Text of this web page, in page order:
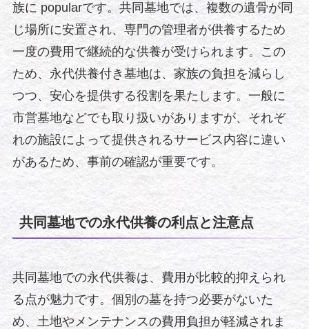
族に popularです。共同墓地では、複数の遺骨が同
じ場所に安置され、専門の管理者が供養するため
一度の費用で継続的な供養が受けられます。この
ため、永代供養付き墓地は、家族の負担を減らし
つつ、安心を提供する役割を果たします。一般に
市営墓地などでも取り扱いがありますが、それぞ
れの施設によって提供されるサービス内容に違い
があるため、事前の確認が重要です。
共同墓地での永代供養の利点と注意点
共同墓地での永代供養は、費用が比較的抑えられ
る点が魅力です。個別の墓を持つ必要がないた
め、土地やメンテナンスの費用負担が軽減されま